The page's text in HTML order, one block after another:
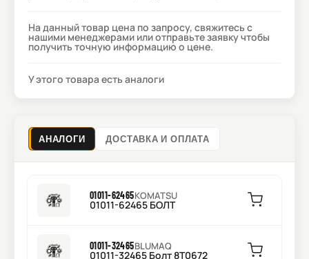
На данный товар цена по запросу, свяжитесь с
нашими менеджерами или отправьте заявку чтобы
получить точную информацию о цене.
У этого товара есть аналоги
АНАЛОГИ ДОСТАВКА И ОПЛАТА
01011-62465KOMATSU
01011-62465 БОЛТ
01011-32465BLUMAQ
01011-32465 Болт 8T0672